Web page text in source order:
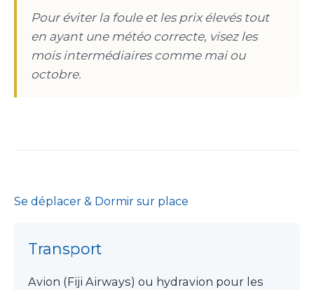
Pour éviter la foule et les prix élevés tout
en ayant une météo correcte, visez les
mois intermédiaires comme mai ou
octobre.
Se déplacer & Dormir sur place
Transport
Avion (Fiji Airways) ou hydravion pour les